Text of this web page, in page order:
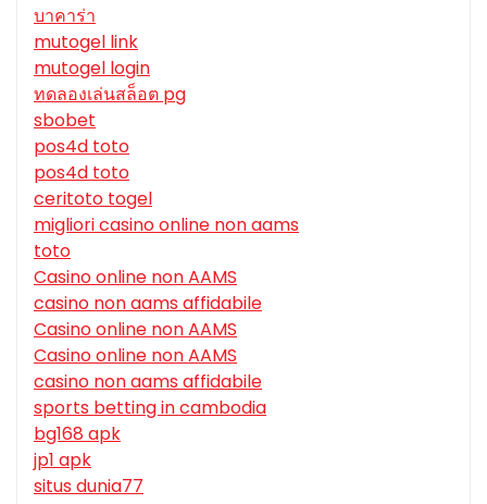
บาคาร่า
mutogel link
mutogel login
ทดลองเล่นสล็อต pg
sbobet
pos4d toto
pos4d toto
ceritoto togel
migliori casino online non aams
toto
Casino online non AAMS
casino non aams affidabile
Casino online non AAMS
Casino online non AAMS
casino non aams affidabile
sports betting in cambodia
bg168 apk
jp1 apk
situs dunia77